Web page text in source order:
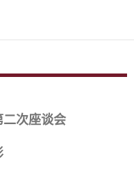
二次座谈会